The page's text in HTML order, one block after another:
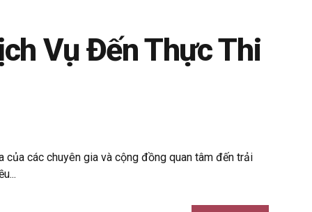
Vụ Đến Thực Thi
các chuyên gia và cộng đồng quan tâm đến trải